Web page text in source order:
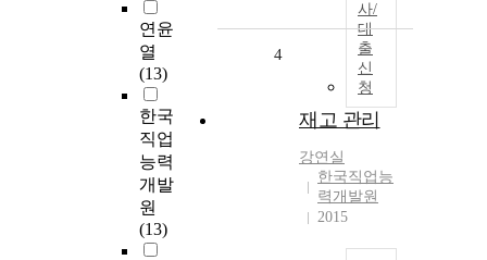
연윤
열
(13)
한국
직업
능력
개발
원
(13)
사/
대
출
신
청
4
재고 관리
강연실
한국직업능
력개발원
2015